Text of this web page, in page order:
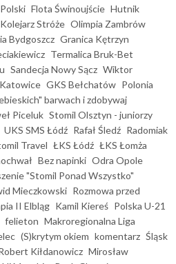
Flota Świnoujście Hutnik
Kolejarz Stróże Olimpia Zambrów
Bydgoszcz Granica Kętrzyn
Termalica Bruk-Bet
Sandecja Nowy Sącz Wiktor
GKS Bełchatów Polonia
barwach i zdobywaj
Piceluk Stomil Olsztyn - juniorzy
UKS SMS Łódź Rafał Śledź Radomiak
Travel ŁKS Łódź ŁKS Łomża
Bez napinki Odra Opole
"Stomil Ponad Wszystko"
Mieczkowski Rozmowa przed
II Elbląg Kamil Kiereś Polska U-21
felieton Makroregionalna Liga
(S)krytym okiem komentarz Śląsk
Kiłdanowicz Mirosław